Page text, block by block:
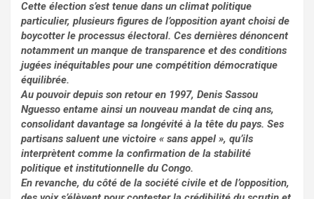
Cette élection s’est tenue dans un climat politique
particulier, plusieurs figures de l’opposition ayant choisi de
boycotter le processus électoral. Ces dernières dénoncent
notamment un manque de transparence et des conditions
jugées inéquitables pour une compétition démocratique
équilibrée.
Au pouvoir depuis son retour en 1997, Denis Sassou
Nguesso entame ainsi un nouveau mandat de cinq ans,
consolidant davantage sa longévité à la tête du pays. Ses
partisans saluent une victoire « sans appel », qu’ils
interprètent comme la confirmation de la stabilité
politique et institutionnelle du Congo.
En revanche, du côté de la société civile et de l’opposition,